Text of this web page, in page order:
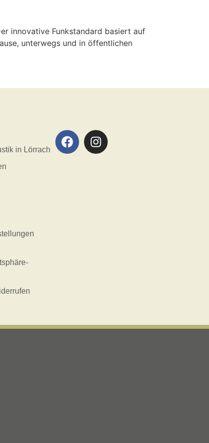
innovative Funkstandard basiert auf
unterwegs und in öffentlichen
in Lörrach